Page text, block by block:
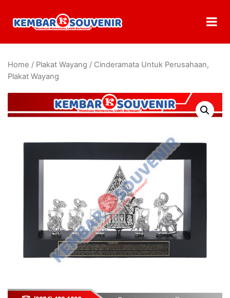
Home / Plakat Wayang / Cinderamata Untuk Perusahaan,
Plakat Wayang